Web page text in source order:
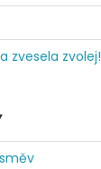
zvesela zvolej!